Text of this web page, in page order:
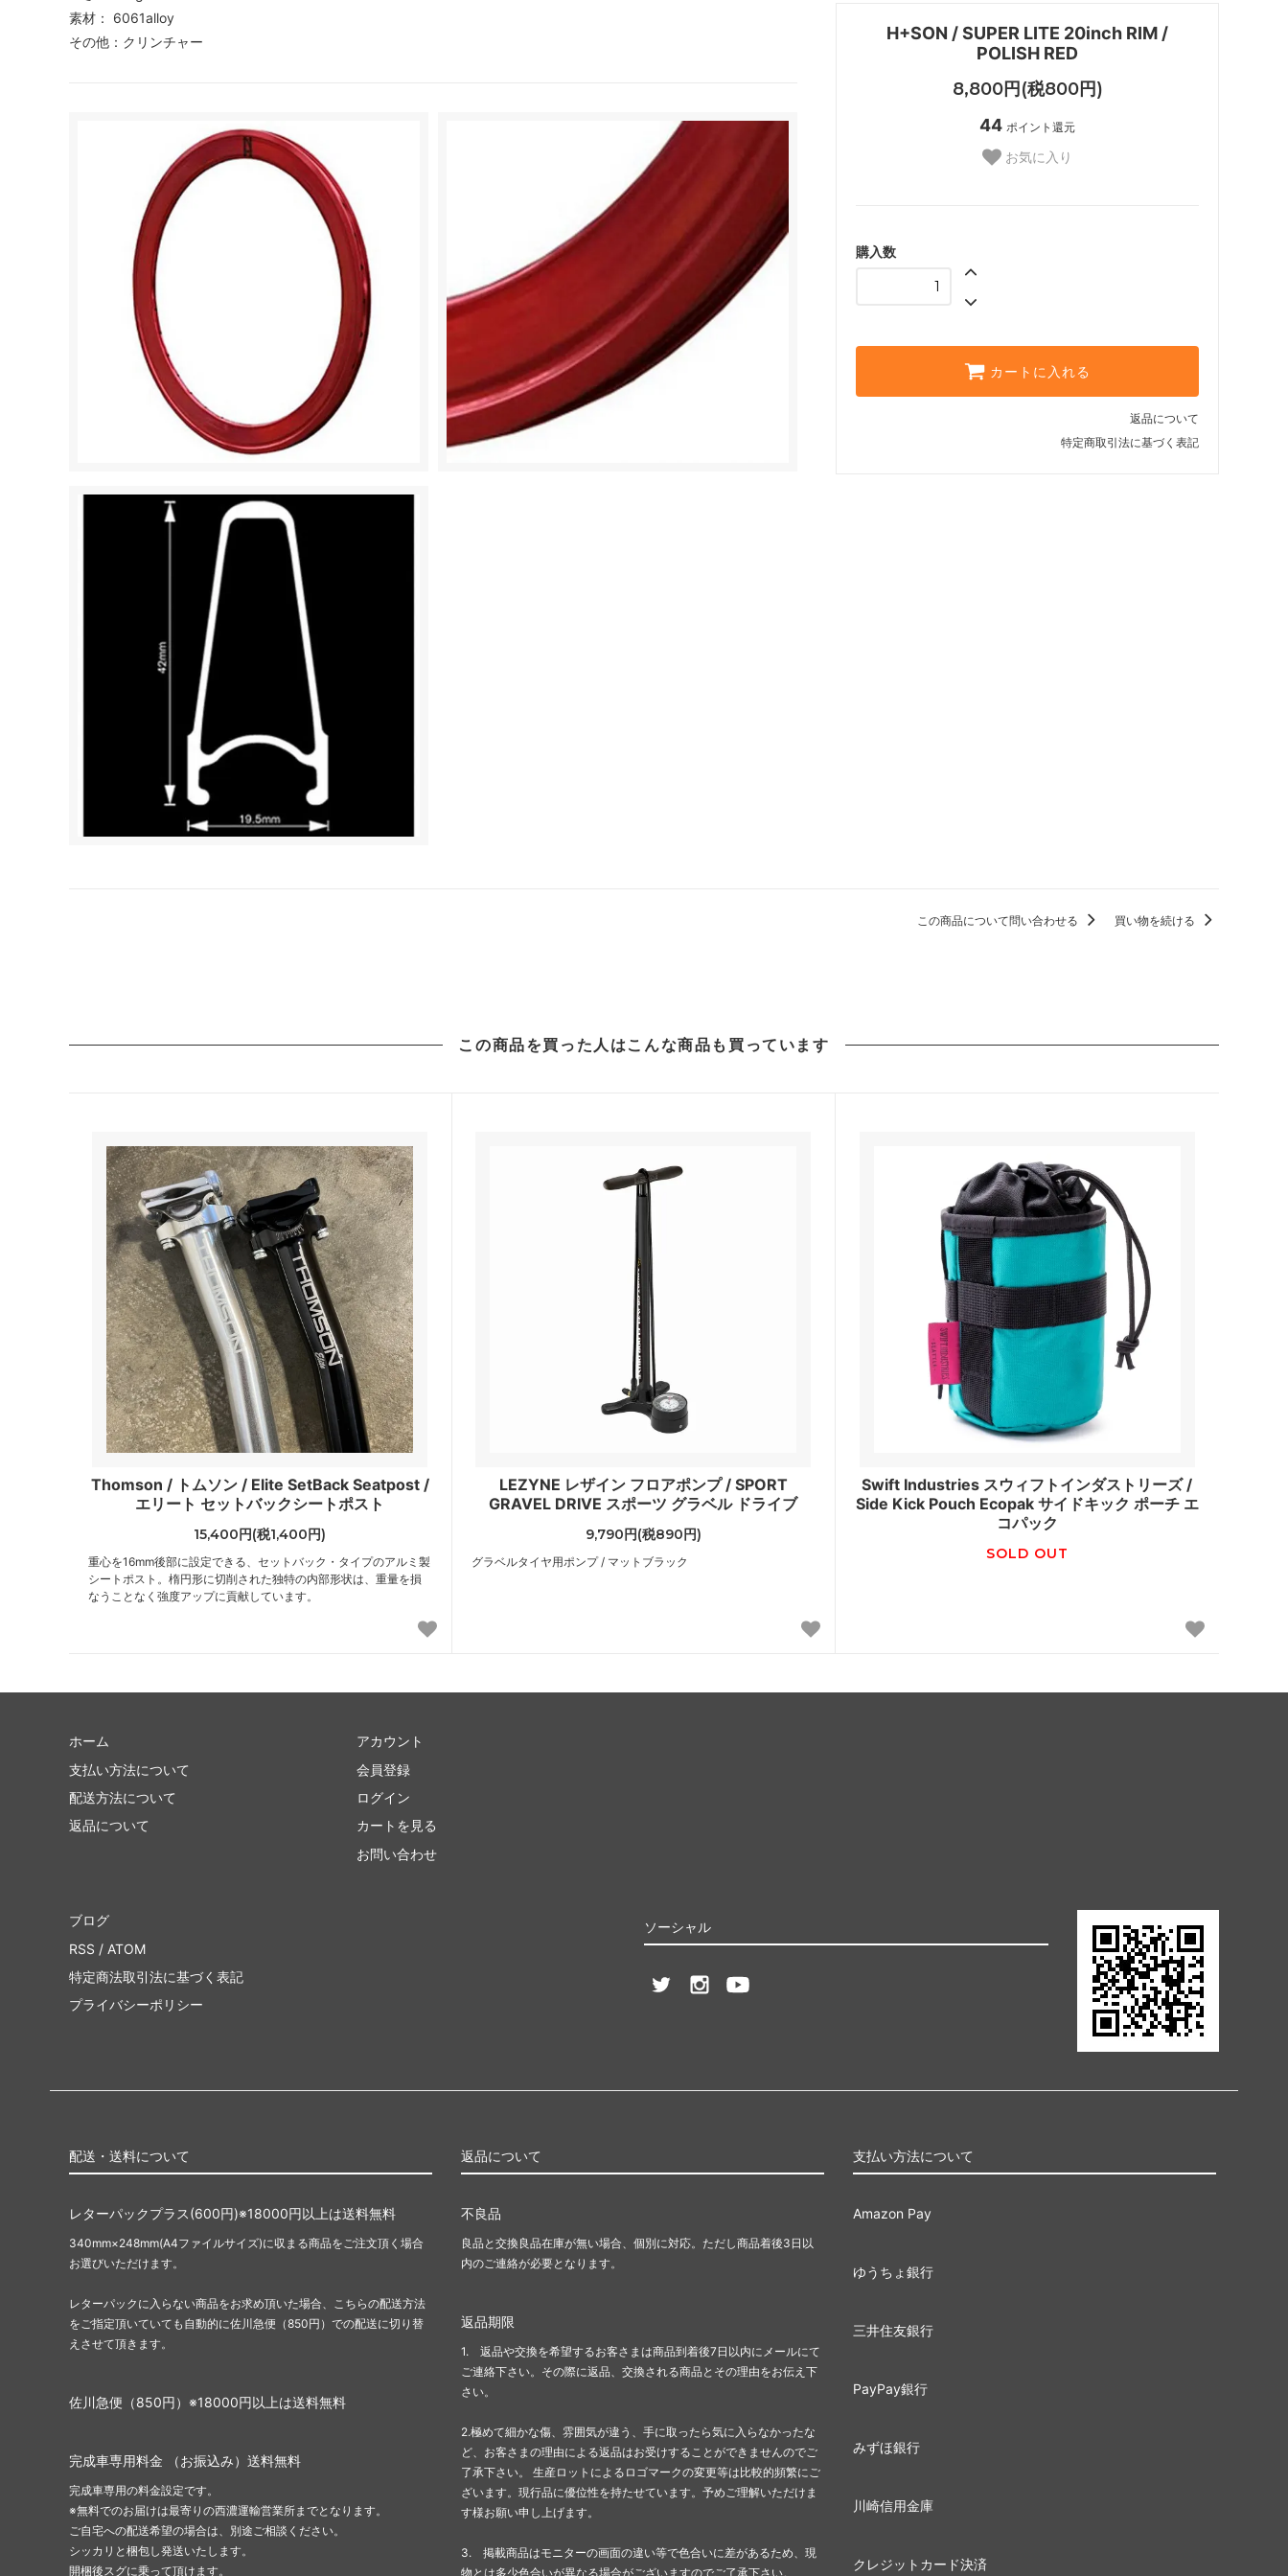
H+SON / SUPER LITE 20inch RIM /
POLISH RED
8,800円(税800円)
44 ポイント還元
お気に入り
購入数
カートに入れる
返品について
特定商取引法に基づく表記
素材： 6061alloy
その他：クリンチャー
この商品について問い合わせる 買い物を続ける
この商品を買った人はこんな商品も買っています
Thomson / トムソン / Elite SetBack Seatpost /
エリート セットバックシートポスト
15,400円(税1,400円)
重心を16mm後部に設定できる、セットバック・タイプのアルミ製
シートポスト。楕円形に切削された独特の内部形状は、重量を損
なうことなく強度アップに貢献しています。
LEZYNE レザイン フロアポンプ / SPORT
GRAVEL DRIVE スポーツ グラベル ドライブ
9,790円(税890円)
グラベルタイヤ用ポンプ / マットブラック
Swift Industries スウィフトインダストリーズ /
Side Kick Pouch Ecopak サイドキック ポーチ エ
コパック
SOLD OUT
ホーム
支払い方法について
配送方法について
返品について
アカウント
会員登録
ログイン
カートを見る
お問い合わせ
ソーシャル
ブログ
RSS / ATOM
特定商法取引法に基づく表記
プライバシーポリシー
配送・送料について
レターパックプラス(600円)※18000円以上は送料無料
340mm×248mm(A4ファイルサイズ)に収まる商品をご注文頂く場合
お選びいただけます。
レターパックに入らない商品をお求め頂いた場合、こちらの配送方法
をご指定頂いていても自動的に佐川急便（850円）での配送に切り替
えさせて頂きます。
佐川急便（850円）※18000円以上は送料無料
完成車専用料金 （お振込み）送料無料
完成車専用の料金設定です。
※無料でのお届けは最寄りの西濃運輸営業所までとなります。
ご自宅への配送希望の場合は、別途ご相談ください。
シッカリと梱包し発送いたします。
開梱後スグに乗って頂けます。
返品について
不良品
良品と交換良品在庫が無い場合、個別に対応。ただし商品着後3日以
内のご連絡が必要となります。
返品期限
1. 返品や交換を希望するお客さまは商品到着後7日以内にメールにて
ご連絡下さい。その際に返品、交換される商品とその理由をお伝え下
さい。
2.極めて細かな傷、雰囲気が違う、手に取ったら気に入らなかったな
ど、お客さまの理由による返品はお受けすることができませんのでご
了承下さい。 生産ロットによるロゴマークの変更等は比較的頻繁にご
ざいます。現行品に優位性を持たせています。予めご理解いただけま
す様お願い申し上げます。
3. 掲載商品はモニターの画面の違い等で色合いに差があるため、現
物とは多少色合いが異なる場合がございますのでご了承下さい。
支払い方法について
Amazon Pay
ゆうちょ銀行
三井住友銀行
PayPay銀行
みずほ銀行
川崎信用金庫
クレジットカード決済